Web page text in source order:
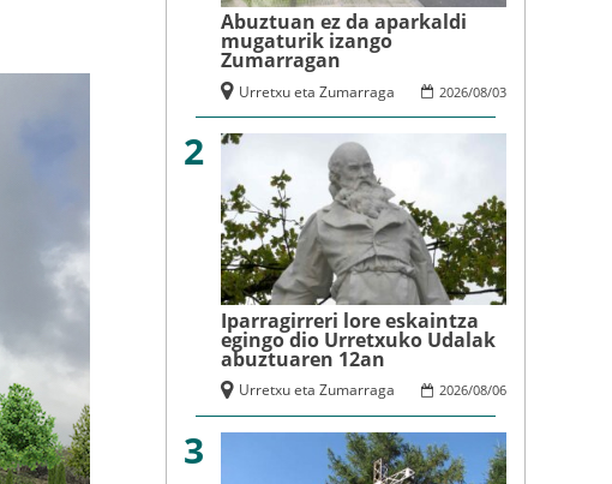
Abuztuan ez da aparkaldi
mugaturik izango
Zumarragan
2026/08/03
Urretxu eta Zumarraga
2
Iparragirreri lore eskaintza
egingo dio Urretxuko Udalak
abuztuaren 12an
2026/08/06
Urretxu eta Zumarraga
3